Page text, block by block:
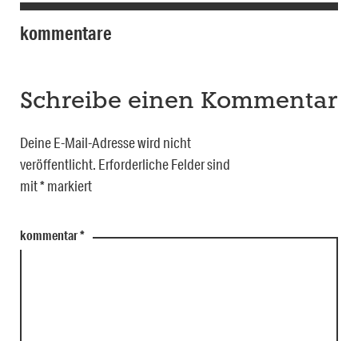
kommentare
Schreibe einen Kommentar
Deine E-Mail-Adresse wird nicht
veröffentlicht. Erforderliche Felder sind
mit*markiert
kommentar*